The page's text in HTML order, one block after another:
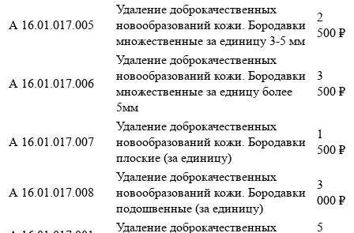
А 16.01.017.005
Удаление доброкачественных
новообразований кожи. Бородавки
множественные за единицу 3-5 мм
2
500 ₽
А 16.01.017.006
Удаление доброкачественных
новообразований кожи. Бородавки
множественные за едницу более
5мм
3
500 ₽
А 16.01.017.007
Удаление доброкачественных
новообразований кожи. Бородавки
плоские (за единицу)
1
500 ₽
А 16.01.017.008
Удаление доброкачественных
новообразований кожи. Бородавки
подошвенные (за единицу)
3
000 ₽
Удаление доброкачественных
5